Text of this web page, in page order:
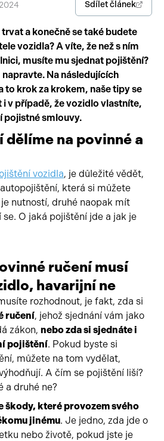
Náhradní díly
Příslušenství
Videa
Sdílet článek
a konečně se také budete
vozidla? A víte, že než s ním
musíte mu sjednat pojištění?
napravte. Na následujících
to krok za krokem, naše tipy se
v případě, že vozidlo vlastníte,
pojistné smlouvy.
na povinné a
vozidla, je důležité vědět,
která si můžete
nutností, druhé naopak mít
O jaká pojištění jde a jak je
ručení musí
havarijní ne
rozhodnout, je fakt, zda si
ručení, jehož sjednání vám jako
zákon, nebo zda si sjednáte i
pojištění. Pokud byste si
můžete na tom vydělat,
A čím se pojištění liší?
a druhé ne?
škody, které provozem svého
jinému. Je jedno, zda jde o
nebo životě, pokud jste je